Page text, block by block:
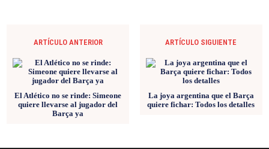
ARTÍCULO ANTERIOR
El Atlético no se rinde: Simeone
quiere llevarse al jugador del
Barça ya
ARTÍCULO SIGUIENTE
La joya argentina que el Barça
quiere fichar: Todos los detalles